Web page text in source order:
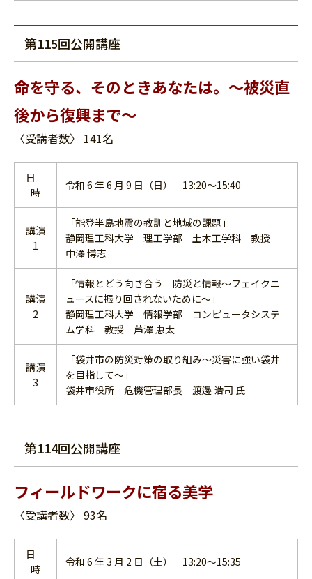
第115回公開講座
命を守る、そのときあなたは。～被災直
後から復興まで～
〈受講者数〉 141名
日
時
令和 6 年 6 月 9 日（日） 13:20～15:40
講演
1
「能登半島地震の教訓と地域の課題」
静岡理工科大学 理工学部 土木工学科 教授
中澤 博志
講演
2
「情報とどう向き合う 防災と情報～フェイクニ
ュースに振り回されないために～」
静岡理工科大学 情報学部 コンピュータシステ
ム学科 教授 芦澤 恵太
講演
3
「袋井市の防災対策の取り組み～災害に強い袋井
を目指して～」
袋井市役所 危機管理部長 渡邊 浩司 氏
第114回公開講座
フィールドワークに宿る美学
〈受講者数〉 93名
日
時
令和 6 年 3 月 2 日（土） 13:20～15:35